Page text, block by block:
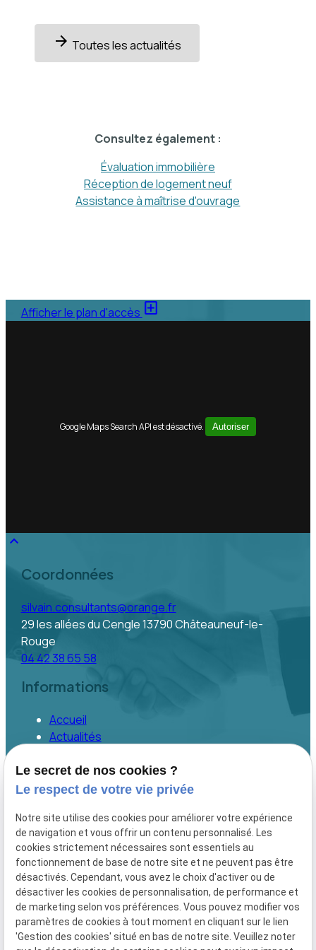
arrow_forward Toutes les actualités
Consultez également :
Évaluation immobilière
Réception de logement neuf
Assistance à maîtrise d'ouvrage
Afficher le plan d'accès add_box
Google Maps Search API est désactivé. Autoriser
keyboard_arrow_up
Coordonnées
silvain.consultants@orange.fr
29 les allées du Cengle13790 Châteauneuf-le-
Rouge
04 42 38 65 58
Informations
Accueil
Actualités
Plan du site
Mentions légales
Politique de confidentialité
Gestion des cookies
Me contacter
Depuis 2005, SILVAIN CONSULTANTS accompagne
particuliers et professionnels dans leurs projets
immobiliers à Aix-en-Provence, Marseille et
Le secret de nos cookies ?
Le respect de votre vie privée
Notre site utilise des cookies pour améliorer votre expérience
de navigation et vous offrir un contenu personnalisé. Les
cookies strictement nécessaires sont essentiels au
fonctionnement de base de notre site et ne peuvent pas être
désactivés. Cependant, vous avez le choix d'activer ou de
désactiver les cookies de personnalisation, de performance et
de marketing selon vos préférences. Vous pouvez modifier vos
paramètres de cookies à tout moment en cliquant sur le lien
'Gestion des cookies' situé en bas de notre site. Veuillez noter